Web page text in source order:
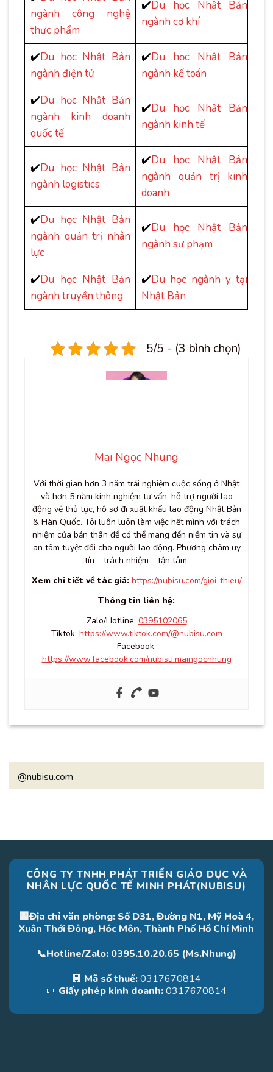
ngành công nghệ
thực phẩm
✔️Du học Nhật Bản
ngành cơ khí
✔️Du học Nhật Bản
ngành điện tử
✔️Du học Nhật Bản
ngành kế toán
✔️Du học Nhật Bản
ngành kinh doanh
quốc tế
✔️Du học Nhật Bản
ngành kinh tế
✔️Du học Nhật Bản
ngành logistics
✔️Du học Nhật Bản
ngành quản trị kinh
doanh
✔️Du học Nhật Bản
ngành quản trị nhân
lực
✔️Du học Nhật Bản
ngành sư phạm
✔️Du học Nhật Bản
ngành truyền thông
✔️Du học ngành y tại
Nhật Bản
5/5 - (3 bình chọn)
Mai Ngọc Nhung
Với thời gian hơn 3 năm trải nghiệm cuộc sống ở Nhật
và hơn 5 năm kinh nghiệm tư vấn, hỗ trợ người lao
động về thủ tục, hồ sơ đi xuất khẩu lao động Nhật Bản
& Hàn Quốc. Tôi luôn luôn làm việc hết mình với trách
nhiệm của bản thân để có thể mang đến niềm tin và sự
an tâm tuyệt đối cho người lao động. Phương châm uy
tín – trách nhiệm – tận tâm.
Xem chi tiết về tác giả: https://nubisu.com/gioi-thieu/
Thông tin liên hệ:
Zalo/Hotline: 0395102065
Tiktok: https://www.tiktok.com/@nubisu.com
Facebook:
https://www.facebook.com/nubisu.maingocnhung
@nubisu.com
CÔNG TY TNHH PHÁT TRIỂN GIÁO DỤC VÀ
NHÂN LỰC QUỐC TẾ MINH PHÁT(NUBISU)
🏢Địa chỉ văn phòng: Số D31, Đường N1, Mỹ Hoà 4,
Xuân Thới Đông, Hóc Môn, Thành Phố Hồ Chí Minh
📞Hotline/Zalo: 0395.10.20.65 (Ms.Nhung)
🏢 Mã số thuế:0317670814
📜 Giấy phép kinh doanh:0317670814